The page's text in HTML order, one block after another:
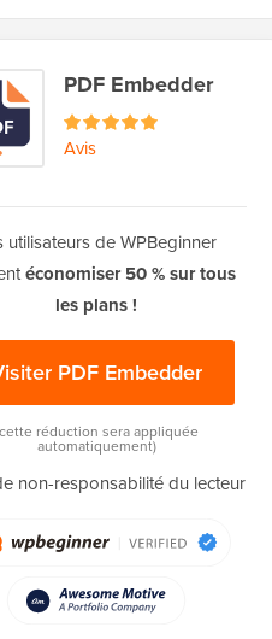
PDF Embedder
Avis
utilisateurs de WPBeginner
économiser 50 % sur tous
les plans !
PDF Embedder
réduction sera appliquée
automatiquement)
non-responsabilité du lecteur